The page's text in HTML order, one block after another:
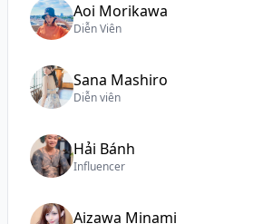
Aoi Morikawa
Diễn Viên
Sana Mashiro
Diễn viên
Hải Bánh
Influencer
Aizawa Minami